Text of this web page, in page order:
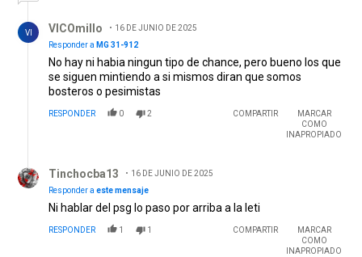
VI VICOmillo
16 DE JUNIO DE 2025
Responder a MG 31-912
No hay ni habia ningun tipo de chance, pero bueno los que
se siguen mintiendo a si mismos diran que somos
bosteros o pesimistas
RESPONDER 0 2 COMPARTIR
MARCAR
COMO
INAPROPIADO
Tinchocba13
16 DE JUNIO DE 2025
Responder a este mensaje
Ni hablar del psg lo paso por arriba a la leti
RESPONDER 1 1 COMPARTIR
MARCAR
COMO
INAPROPIADO